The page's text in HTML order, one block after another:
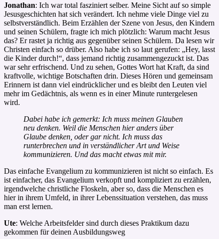
Jonathan: Ich war total fasziniert selber. Meine Sicht auf so simple
Jesusgeschichten hat sich verändert. Ich nehme viele Dinge viel zu
selbstverständlich. Beim Erzählen der Szene von Jesus, den Kindern
und seinen Schülern, fragte ich mich plötzlich: Warum macht Jesus
das? Er rastet ja richtig aus gegenüber seinen Schülern. Da lesen wir
Christen einfach so drüber. Also habe ich so laut gerufen: „Hey, lasst
die Kinder durch!“, dass jemand richtig zusammengezuckt ist. Das
war sehr erfrischend. Und zu sehen, Gottes Wort hat Kraft, da sind
kraftvolle, wichtige Botschaften drin. Dieses Hören und gemeinsam
Erinnern ist dann viel eindrücklicher und es bleibt den Leuten viel
mehr im Gedächtnis, als wenn es in einer Minute runtergelesen
wird.
Dabei habe ich gemerkt: Ich muss meinen Glauben
neu denken. Weil die Menschen hier anders über
Glaube denken, oder gar nicht. Ich muss das
runterbrechen und in verständlicher Art und Weise
kommunizieren. Und das macht etwas mit mir.
Das einfache Evangelium zu kommunizieren ist nicht so einfach. Es
ist einfacher, das Evangelium verkopft und kompliziert zu erzählen,
irgendwelche christliche Floskeln, aber so, dass die Menschen es
hier in ihrem Umfeld, in ihrer Lebenssituation verstehen, das muss
man erst lernen.
Ute: Welche Arbeitsfelder sind durch dieses Praktikum dazu
gekommen für deinen Ausbildungsweg